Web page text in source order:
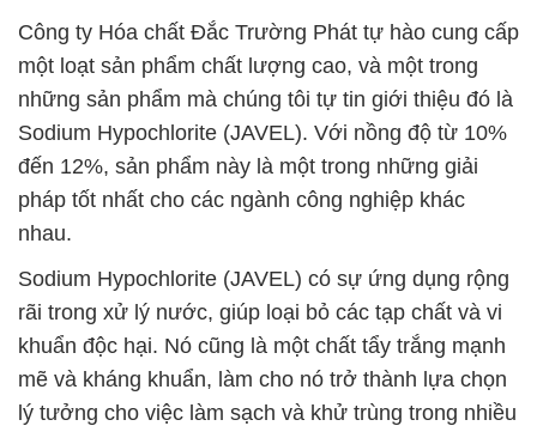
Công ty Hóa chất Đắc Trường Phát tự hào cung cấp
một loạt sản phẩm chất lượng cao, và một trong
những sản phẩm mà chúng tôi tự tin giới thiệu đó là
Sodium Hypochlorite (JAVEL). Với nồng độ từ 10%
đến 12%, sản phẩm này là một trong những giải
pháp tốt nhất cho các ngành công nghiệp khác
nhau.
Sodium Hypochlorite (JAVEL) có sự ứng dụng rộng
rãi trong xử lý nước, giúp loại bỏ các tạp chất và vi
khuẩn độc hại. Nó cũng là một chất tẩy trắng mạnh
mẽ và kháng khuẩn, làm cho nó trở thành lựa chọn
lý tưởng cho việc làm sạch và khử trùng trong nhiều